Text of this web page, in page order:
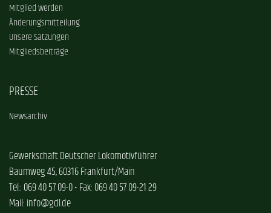
Mitglied werden
Änderungsmitteilung
Unsere Satzungen
Mitgliedsbeiträge
PRESSE
Newsarchiv
Gewerkschaft Deutscher Lokomotivführer
Baumweg 45, 60316 Frankfurt/Main
Tel.: 069 40 57 09-0 • Fax: 069 40 57 09-21 29
Mail: info@gdl.de